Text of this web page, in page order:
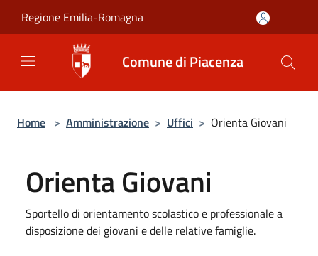
Regione Emilia-Romagna
Comune di Piacenza
Home > Amministrazione > Uffici > Orienta Giovani
Orienta Giovani
Sportello di orientamento scolastico e professionale a
disposizione dei giovani e delle relative famiglie.